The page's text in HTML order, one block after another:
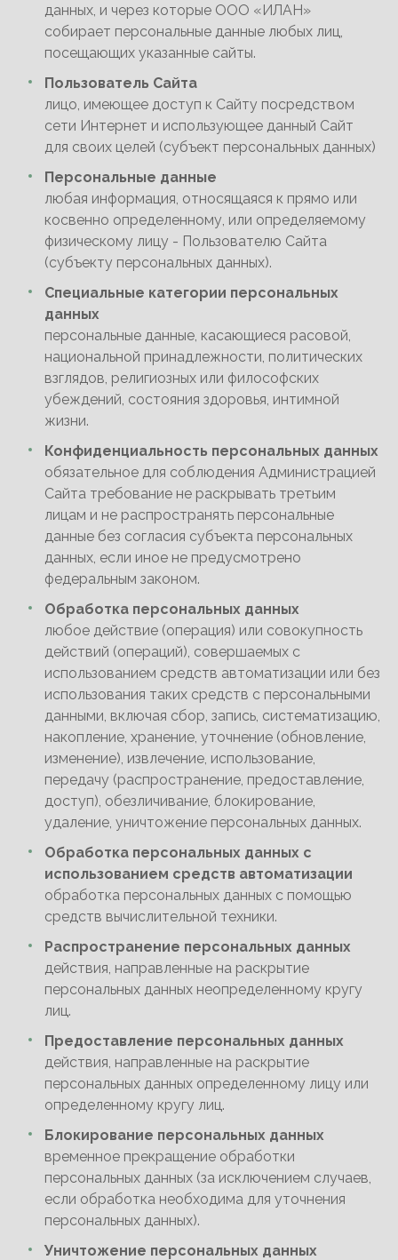
данных, и через которые ООО «ИЛАН»
собирает персональные данные любых лиц,
посещающих указанные сайты.
Пользователь Сайта
лицо, имеющее доступ к Сайту посредством
сети Интернет и использующее данный Сайт
для своих целей (субъект персональных данных)
Персональные данные
любая информация, относящаяся к прямо или
косвенно определенному, или определяемому
физическому лицу - Пользователю Сайта
(субъекту персональных данных).
Специальные категории персональных
данных
персональные данные, касающиеся расовой,
национальной принадлежности, политических
взглядов, религиозных или философских
убеждений, состояния здоровья, интимной
жизни.
Конфиденциальность персональных данных
обязательное для соблюдения Администрацией
Сайта требование не раскрывать третьим
лицам и не распространять персональные
данные без согласия субъекта персональных
данных, если иное не предусмотрено
федеральным законом.
Обработка персональных данных
любое действие (операция) или совокупность
действий (операций), совершаемых с
использованием средств автоматизации или без
использования таких средств с персональными
данными, включая сбор, запись, систематизацию,
накопление, хранение, уточнение (обновление,
изменение), извлечение, использование,
передачу (распространение, предоставление,
доступ), обезличивание, блокирование,
удаление, уничтожение персональных данных.
Обработка персональных данных с
использованием средств автоматизации
обработка персональных данных с помощью
средств вычислительной техники.
Распространение персональных данных
действия, направленные на раскрытие
персональных данных неопределенному кругу
лиц.
Предоставление персональных данных
действия, направленные на раскрытие
персональных данных определенному лицу или
определенному кругу лиц.
Блокирование персональных данных
временное прекращение обработки
персональных данных (за исключением случаев,
если обработка необходима для уточнения
персональных данных).
Уничтожение персональных данных